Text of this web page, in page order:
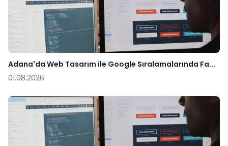
Adana'da Web Tasarım ile Google Sıralamalarında Fa...
01.08.2026